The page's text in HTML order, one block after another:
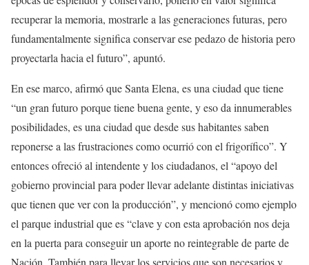
recuperar la memoria, mostrarle a las generaciones futuras, pero
fundamentalmente significa conservar ese pedazo de historia pero
proyectarla hacia el futuro”, apuntó.
En ese marco, afirmó que Santa Elena, es una ciudad que tiene
“un gran futuro porque tiene buena gente, y eso da innumerables
posibilidades, es una ciudad que desde sus habitantes saben
reponerse a las frustraciones como ocurrió con el frigorífico”. Y
entonces ofreció al intendente y los ciudadanos, el “apoyo del
gobierno provincial para poder llevar adelante distintas iniciativas
que tienen que ver con la producción”, y mencionó como ejemplo
el parque industrial que es “clave y con esta aprobación nos deja
en la puerta para conseguir un aporte no reintegrable de parte de
Nación. También para llevar los servicios que son necesarios y